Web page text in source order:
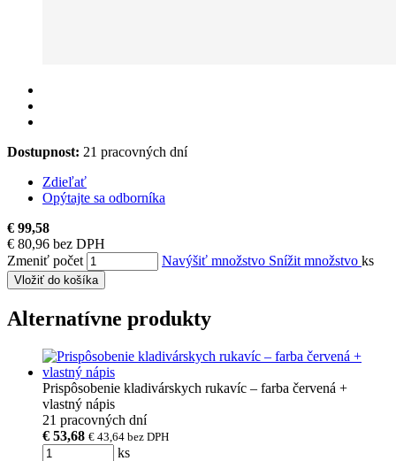
Dostupnost: 21 pracovných dní
Zdieľať
Opýtajte sa odborníka
€ 99,58
€ 80,96 bez DPH
Zmeniť počet
Navýšiť množstvo Snížit množstvo ks
Vložiť do košíka
Alternatívne produkty
Prispôsobenie kladivárskych rukavíc – farba červená +
vlastný nápis
21 pracovných dní
€ 53,68 € 43,64 bez DPH
ks